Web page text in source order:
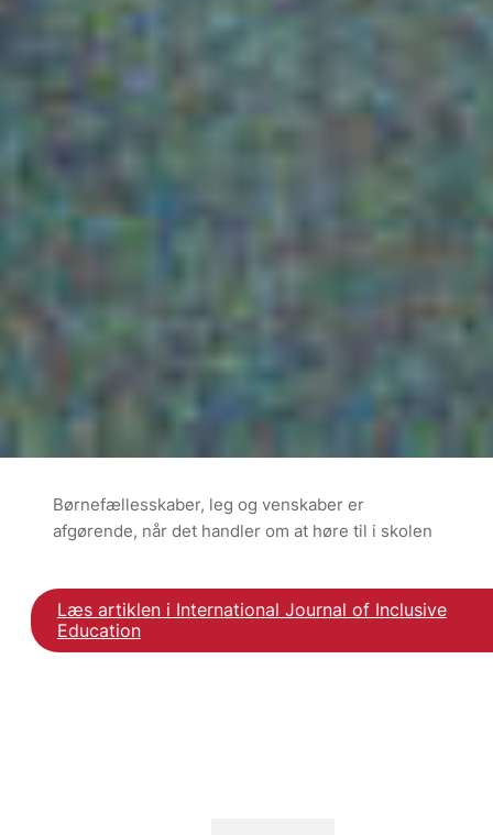
Børnefællesskaber, leg og venskaber er
afgørende, når det handler om at høre til i skolen
Læs artiklen i International Journal of Inclusive
Education